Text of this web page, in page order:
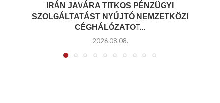
IRÁN JAVÁRA TITKOS PÉNZÜGYI
SZOLGÁLTATÁST NYÚJTÓ NEMZETKÖZI
CÉGHÁLÓZATOT...
2026.08.08.